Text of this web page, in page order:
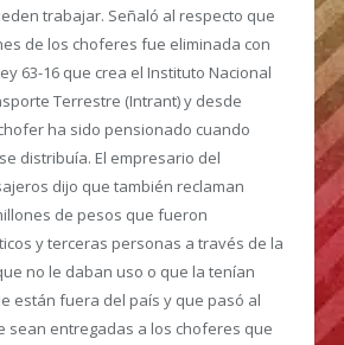
trabajar. Señaló al respecto que
de los choferes fue eliminada con
63-16 que crea el Instituto Nacional
Terrestre (Intrant) y desde
ha sido pensionado cuando
distribuía. El empresario del
dijo que también reclaman
de pesos que fueron
y terceras personas a través de la
no le daban uso o que la tenían
están fuera del país y que pasó al
sean entregadas a los choferes que